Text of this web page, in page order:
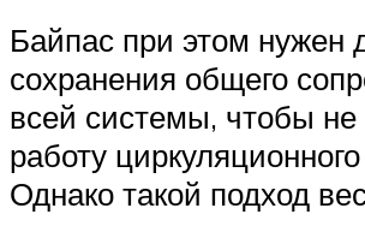
Байпас при этом нужен
сохранения общего
всей системы, чтобы
работу
Однако такой подход